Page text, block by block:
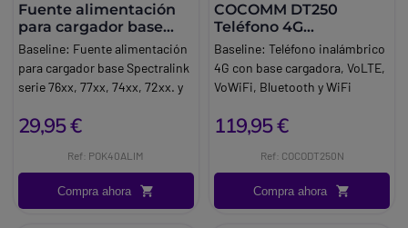
Fuente alimentación
para cargador base
Spectralink serie 74xx,
72xx. y repetidores,
Baseline: Fuente alimentación
para cargador base Spectralink
serie 76xx, 77xx, 74xx, 72xx. y
Marca:Spectralink
29,95 €
Ref: POK40ALIM
Compra ahora
COCOMM DT250
Teléfono 4G
Inalámbrico Negro
Baseline:Teléfono inalámbrico
4G con base cargadora, VoLTE,
VoWiFi, Bluetooth y WiFi
profesionales sin línea fija.
119,95 €
Ref: COCODT250N
Compra ahora